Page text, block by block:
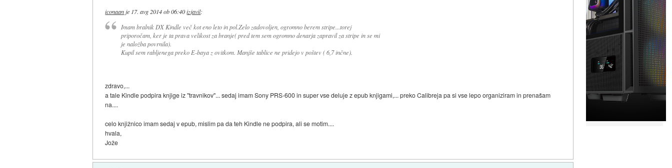
iconaanje 17. avg 2014 ob 06:40 izjavil:
Imam bralnik DX Kindle več kot eno leto in pol.Zelo zadovoljen, ogromno berem stripe...torej
priporočam, ker je ta prava velikost za branje( pred tem sem ogromno denarja zapravil za stripe in se mi
je naložba povrnila).
Kupil sem rabljenega preko E-baya z ovitkom. Manjše tablice ne pridejo v poštev ( 6,7 inčne).
zdravo,...
a tale Kindle podpira knjige iz "travnikov"... sedaj imam Sony PRS-600 in super vse deluje z epub knjigami,... preko Calibreja pa si vse lepo organiziram in prenašam
na....
celo knjižnico imam sedaj v epub, mislim pa da teh Kindle ne podpira, ali se motim....
hvala,
Jože